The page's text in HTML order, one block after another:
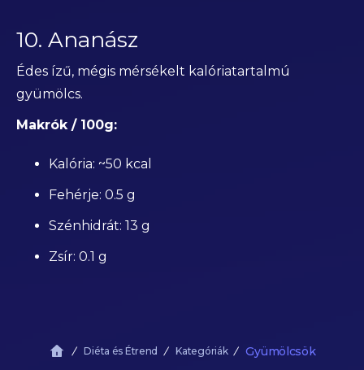
10. Ananász
Édes ízű, mégis mérsékelt kalóriatartalmú
gyümölcs.
Makrók / 100g:
Kalória: ~50 kcal
Fehérje: 0.5 g
Szénhidrát: 13 g
Zsír: 0.1 g
Diéta és Étrend Kategóriák Gyümölcsök